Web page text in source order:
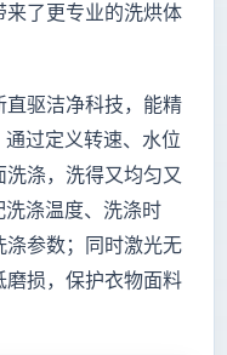
来了更专业的洗烘体
驱洁净科技，能精
过定义转速、水位
涤，洗得又均匀又
涤温度、洗涤时
涤参数；同时激光无
磨损，保护衣物面料